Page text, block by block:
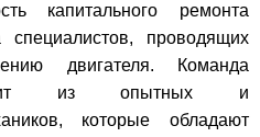
капитального ремонта
специалистов, проводящих
двигателя. Команда
из опытных и
которые обладают